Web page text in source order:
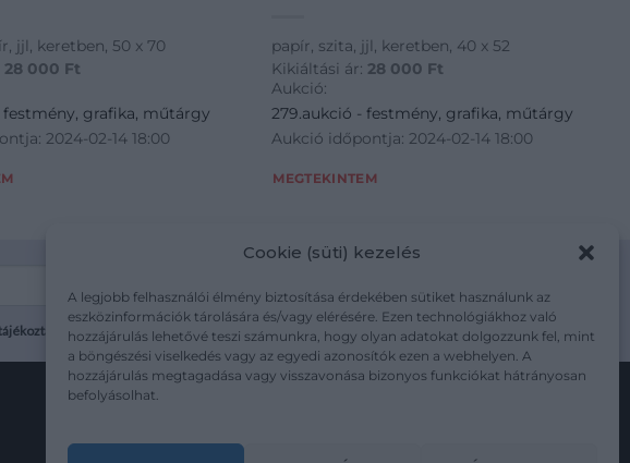
Cookie (süti) kezelés
A legjobb felhasználói élmény biztosítása érdekében sütiket használunk az
eszközinformációk tárolására és/vagy elérésére. Ezen technológiákhoz való
hozzájárulás lehetővé teszi számunkra, hogy olyan adatokat dolgozzunk fel, mint
a böngészési viselkedés vagy az egyedi azonosítók ezen a webhelyen. A
hozzájárulás megtagadása vagy visszavonása bizonyos funkciókat hátrányosan
befolyásolhat.
jjl, keretben, 50 x 70
28 000 Ft
festmény, grafika, műtárgy
2024-02-14 18:00
papír, szita, jjl, keretben, 40 x 52
Kikiáltási ár: 28 000 Ft
Aukció:
279.aukció - festmény, grafika, műtárgy
Aukció időpontja: 2024-02-14 18:00
MEGTEKINTEM
mutargy.com/adatkezelesi-tajekoztato/